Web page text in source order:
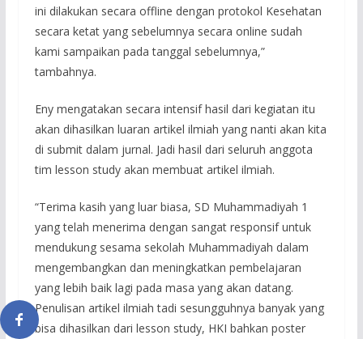
ini dilakukan secara offline dengan protokol Kesehatan
secara ketat yang sebelumnya secara online sudah
kami sampaikan pada tanggal sebelumnya,”
tambahnya.
Eny mengatakan secara intensif hasil dari kegiatan itu
akan dihasilkan luaran artikel ilmiah yang nanti akan kita
di submit dalam jurnal. Jadi hasil dari seluruh anggota
tim lesson study akan membuat artikel ilmiah.
“Terima kasih yang luar biasa, SD Muhammadiyah 1
yang telah menerima dengan sangat responsif untuk
mendukung sesama sekolah Muhammadiyah dalam
mengembangkan dan meningkatkan pembelajaran
yang lebih baik lagi pada masa yang akan datang.
Penulisan artikel ilmiah tadi sesungguhnya banyak yang
bisa dihasilkan dari lesson study, HKI bahkan poster